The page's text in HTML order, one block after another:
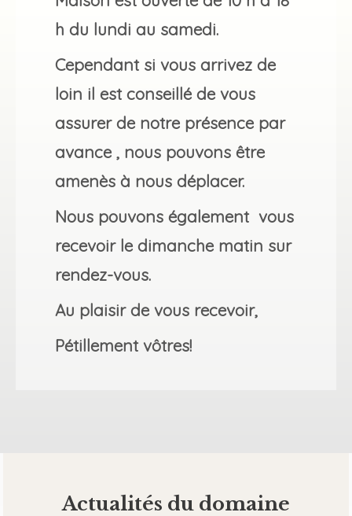
h du lundi au samedi.
Cependant si vous arrivez de
loin il est conseillé de vous
assurer de notre présence par
avance , nous pouvons être
amenès à nous déplacer.
Nous pouvons également vous
recevoir le dimanche matin sur
rendez-vous.
Au plaisir de vous recevoir,
Pétillement vôtres!
Actualités du domaine